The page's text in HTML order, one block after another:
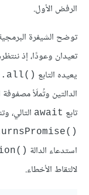
الرفض الأول.
توضح الشيفرة البرمجية
تعيدان وعودًا، إذ
يعيده التابع
الدالتين وتُملَأ
تابع await التالي،
استدعاء الدالة
لالتقاط الأخطاء.